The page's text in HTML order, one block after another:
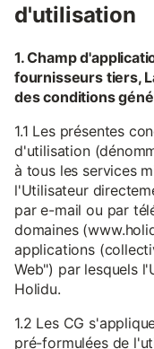
d'utilisation
1. Champ
fournisseurs tiers,
des conditions
1.1 Les présentes
d'utilisation
à tous les services
l'Utilisateur
par e-mail ou par
domaines
applications
Web") par lesquels
Holidu.
1.2 Les CG
pré-formulées de